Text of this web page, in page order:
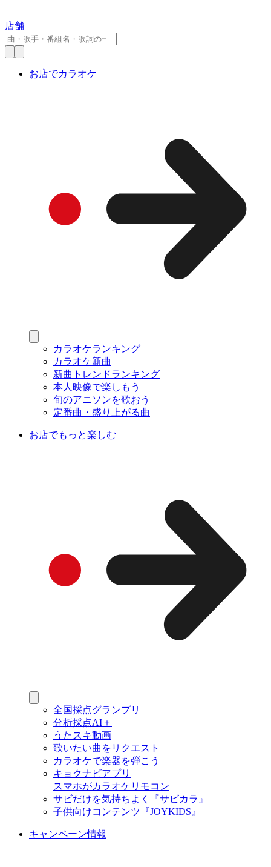
店舗
お店でカラオケ
カラオケランキング
カラオケ新曲
新曲トレンドランキング
本人映像で楽しもう
旬のアニソンを歌おう
定番曲・盛り上がる曲
お店でもっと楽しむ
全国採点グランプリ
分析採点AI＋
うたスキ動画
歌いたい曲をリクエスト
カラオケで楽器を弾こう
キョクナビアプリ
スマホがカラオケリモコン
サビだけを気持ちよく『サビカラ』
子供向けコンテンツ『JOYKIDS』
キャンペーン情報